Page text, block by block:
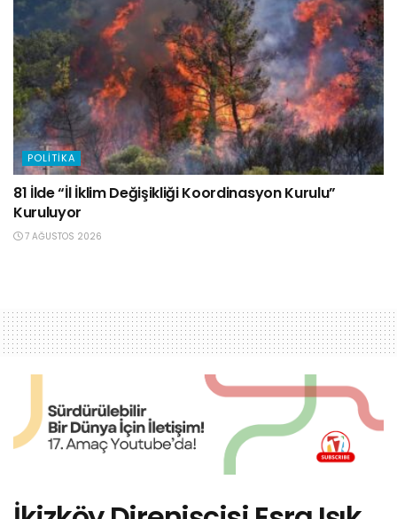
POLITIKA
81 İlde “İl İklim Değişikliği Koordinasyon Kurulu”
Kuruluyor
7 AĞUSTOS 2026